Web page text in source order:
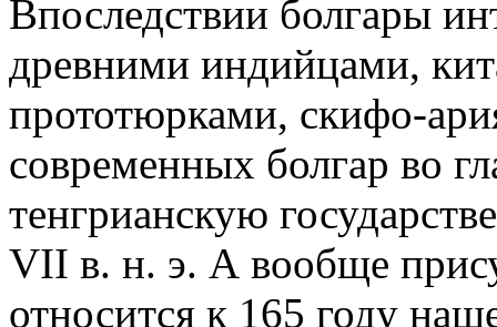
Впоследствии болгары
древними индийцами,
прототюрками, скифо-
современных болгар во
тенгрианскую
VII в. н. э. А вообще
относится к 165 году